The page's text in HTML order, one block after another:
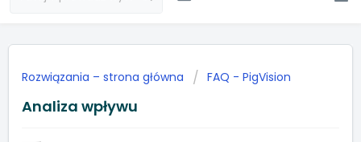
Rozwiązania – strona główna FAQ - PigVision
Analiza wpływu